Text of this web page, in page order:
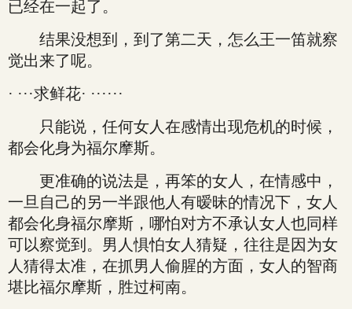
已经在一起了。
结果没想到，到了第二天，怎么王一笛就察
觉出来了呢。
· ···求鲜花· ······
只能说，任何女人在感情出现危机的时候，
都会化身为福尔摩斯。
更准确的说法是，再笨的女人，在情感中，
一旦自己的另一半跟他人有暧昧的情况下，女人
都会化身福尔摩斯，哪怕对方不承认女人也同样
可以察觉到。男人惧怕女人猜疑，往往是因为女
人猜得太准，在抓男人偷腥的方面，女人的智商
堪比福尔摩斯，胜过柯南。